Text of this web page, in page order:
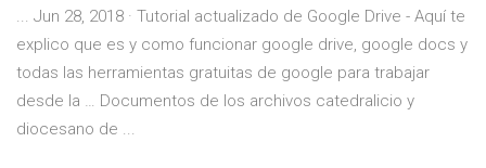
... Jun 28, 2018 · Tutorial actualizado de Google Drive - Aquí te
explico que es y como funcionar google drive, google docs y
todas las herramientas gratuitas de google para trabajar
desde la … Documentos de los archivos catedralicio y
diocesano de ...